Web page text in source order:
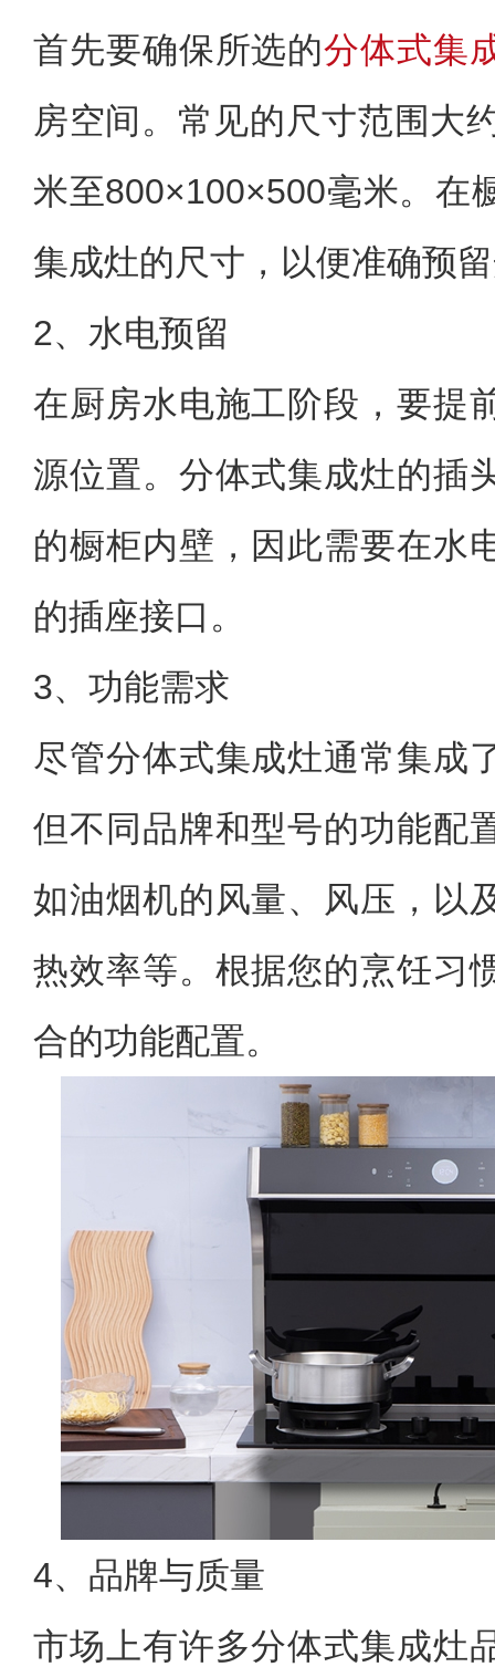
首先要确保所选的分体式集
房空间。常见的尺寸范围大
米至800×100×500毫米。在
集成灶的尺寸，以便准确预
2、水电预留
在厨房水电施工阶段，要提
源位置。分体式集成灶的插
的橱柜内壁，因此需要在水
的插座接口。
3、功能需求
尽管分体式集成灶通常集成
但不同品牌和型号的功能配
如油烟机的风量、风压，以
热效率等。根据您的烹饪习
合的功能配置。
4、品牌与质量
市场上有许多分体式集成灶